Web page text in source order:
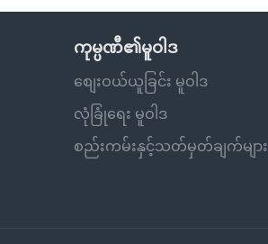
ကုမ္ပဏီ၏မူဝါဒ
စျေးဝယ်ယူခြင်း မူဝါဒ
လုံခြုံရေး မူဝါဒ
စည်းကမ်းနှင့်သတ်မှတ်ချက်များ